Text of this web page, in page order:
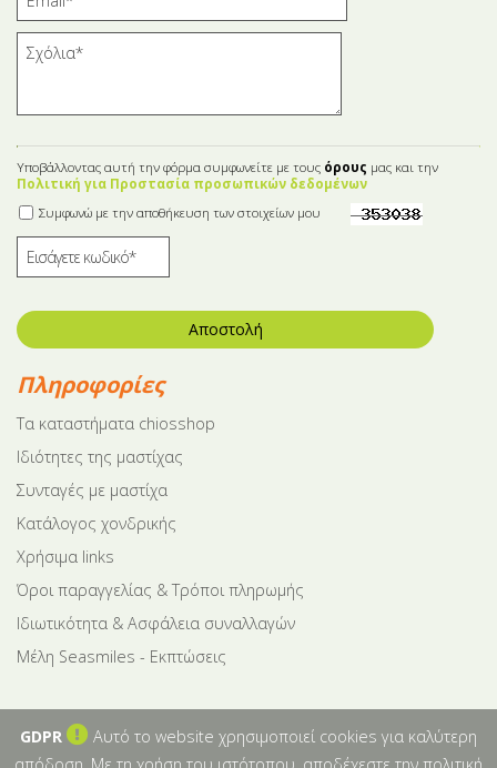
Υποβάλλοντας αυτή την φόρμα συμφωνείτε με τους όρους μας και την
Πολιτική για Προστασία προσωπικών δεδομένων
Συμφωνώ με την αποθήκευση των στοιχείων μου
Αποστολή
Πληροφορίες
Tα καταστήματα chiosshop
Ιδιότητες της μαστίχας
Συνταγές με μαστίχα
Κατάλογος χονδρικής
Χρήσιμα links
Όροι παραγγελίας & Τρόποι πληρωμής
Ιδιωτικότητα & Ασφάλεια συναλλαγών
Μέλη Seasmiles - Εκπτώσεις
GDPR
Αυτό το website χρησιμοποιεί cookies για καλύτερη
απόδοση. Με τη χρήση του ιστότοπου, αποδέχεστε την πολιτική